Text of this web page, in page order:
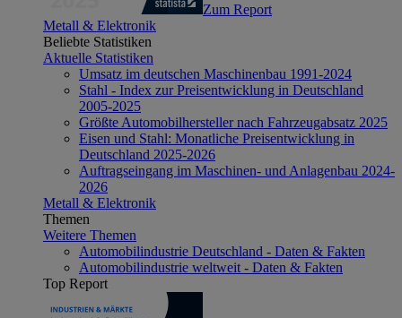
Zum Report
Metall & Elektronik
Beliebte Statistiken
Aktuelle Statistiken
Umsatz im deutschen Maschinenbau 1991-2024
Stahl - Index zur Preisentwicklung in Deutschland
2005-2025
Größte Automobilhersteller nach Fahrzeugabsatz 2025
Eisen und Stahl: Monatliche Preisentwicklung in
Deutschland 2025-2026
Auftragseingang im Maschinen- und Anlagenbau 2024-
2026
Metall & Elektronik
Themen
Weitere Themen
Automobilindustrie Deutschland - Daten & Fakten
Automobilindustrie weltweit - Daten & Fakten
Top Report